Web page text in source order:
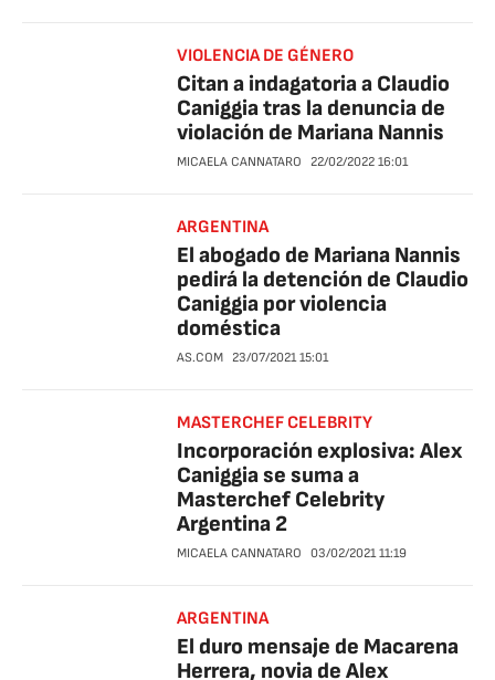
VIOLENCIA DE GÉNERO
Citan a indagatoria a Claudio
Caniggia tras la denuncia de
violación de Mariana Nannis
MICAELA CANNATARO 22/02/2022 16:01
ARGENTINA
El abogado de Mariana Nannis
pedirá la detención de Claudio
Caniggia por violencia
doméstica
AS.COM 23/07/2021 15:01
MASTERCHEF CELEBRITY
Incorporación explosiva: Alex
Caniggia se suma a
Masterchef Celebrity
Argentina 2
MICAELA CANNATARO 03/02/2021 11:19
ARGENTINA
El duro mensaje de Macarena
Herrera, novia de Alex